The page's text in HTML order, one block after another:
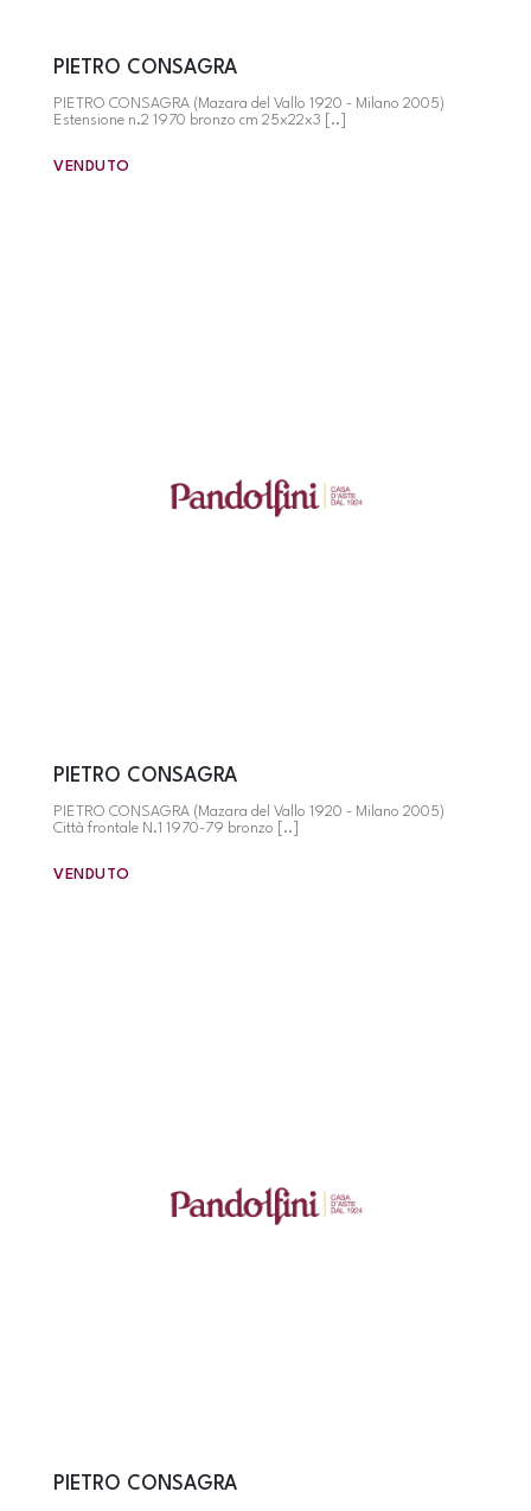
PIETRO CONSAGRA
PIETRO CONSAGRA (Mazara del Vallo 1920 - Milano 2005)
Estensione n.2 1970 bronzo cm 25x22x3 [..]
VENDUTO
PIETRO CONSAGRA
PIETRO CONSAGRA (Mazara del Vallo 1920 - Milano 2005)
Città frontale N.1 1970-79 bronzo [..]
VENDUTO
PIETRO CONSAGRA